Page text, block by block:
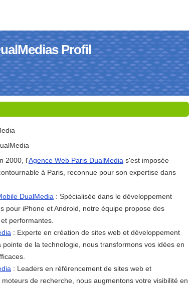
Profil
2000, l'Agence Web Paris DualMedia s'est imposée
à Paris, reconnue pour son expertise dans
DualMedia : Spécialisée dans le développement
pour iPhone et Android, notre équipe propose des
performantes.
: Experte en création de sites web et développement
pointe de la technologie, nous transformons vos idées en
: Leaders en référencement de sites web et
de recherche, nous augmentons votre visibilité en